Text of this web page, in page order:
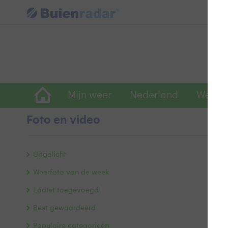
Mijn weer Nederland
Foto en video
Uitgelicht
Weerfoto van de week
Laatst toegevoegd
Best gewaardeerd
Populaire categorieën